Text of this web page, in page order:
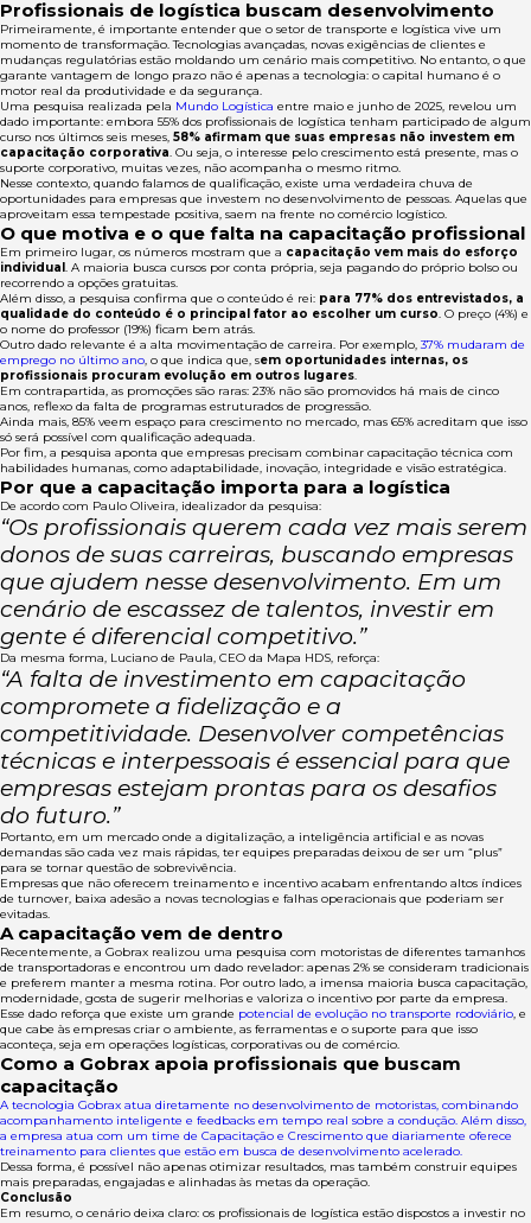
Profissionais de logística buscam desenvolvimento
Primeiramente, é importante entender que o setor de transporte e logística vive um
momento de transformação. Tecnologias avançadas, novas exigências de clientes e
mudanças regulatórias estão moldando um cenário mais competitivo. No entanto, o que
garante vantagem de longo prazo não é apenas a tecnologia: o capital humano é o
motor real da produtividade e da segurança.
Uma pesquisa realizada pela Mundo Logística entre maio e junho de 2025, revelou um
dado importante: embora 55% dos profissionais de logística tenham participado de algum
curso nos últimos seis meses, 58% afirmam que suas empresas não investem em
capacitação corporativa. Ou seja, o interesse pelo crescimento está presente, mas o
suporte corporativo, muitas vezes, não acompanha o mesmo ritmo.
Nesse contexto, quando falamos de qualificação, existe uma verdadeira chuva de
oportunidades para empresas que investem no desenvolvimento de pessoas. Aquelas que
aproveitam essa tempestade positiva, saem na frente no comércio logístico.
O que motiva e o que falta na capacitação profissional
Em primeiro lugar, os números mostram que a capacitação vem mais do esforço
individual . A maioria busca cursos por conta própria, seja pagando do próprio bolso ou
recorrendo a opções gratuitas.
Além disso, a pesquisa confirma que o conteúdo é rei: para 77% dos entrevistados, a
qualidade do conteúdo é o principal fator ao escolher um curso. O preço (4%) e
o nome do professor (19%) ficam bem atrás.
Outro dado relevante é a alta movimentação de carreira. Por exemplo, 37% mudaram de
emprego no último ano, o que indica que, sem oportunidades internas, os
profissionais procuram evolução em outros lugares.
Em contrapartida, as promoções são raras: 23% não são promovidos há mais de cinco
anos, reflexo da falta de programas estruturados de progressão.
Ainda mais, 85% veem espaço para crescimento no mercado, mas 65% acreditam que isso
só será possível com qualificação adequada.
Por fim, a pesquisa aponta que empresas precisam combinar capacitação técnica com
habilidades humanas, como adaptabilidade, inovação, integridade e visão estratégica.
Por que a capacitação importa para a logística
De acordo com Paulo Oliveira, idealizador da pesquisa:
“Os profissionais querem cada vez mais serem
donos de suas carreiras, buscando empresas
que ajudem nesse desenvolvimento. Em um
cenário de escassez de talentos, investir em
gente é diferencial competitivo.”
Da mesma forma, Luciano de Paula, CEO da Mapa HDS, reforça:
“A falta de investimento em capacitação
compromete a fidelização e a
competitividade. Desenvolver competências
técnicas e interpessoais é essencial para que
empresas estejam prontas para os desafios
do futuro.”
Portanto, em um mercado onde a digitalização, a inteligência artificial e as novas
demandas são cada vez mais rápidas, ter equipes preparadas deixou de ser um “plus”
para se tornar questão de sobrevivência.
Empresas que não oferecem treinamento e incentivo acabam enfrentando altos índices
de turnover, baixa adesão a novas tecnologias e falhas operacionais que poderiam ser
evitadas.
A capacitação vem de dentro
Recentemente, a Gobrax realizou uma pesquisa com motoristas de diferentes tamanhos
de transportadoras e encontrou um dado revelador: apenas 2% se consideram tradicionais
e preferem manter a mesma rotina. Por outro lado, a imensa maioria busca capacitação,
modernidade, gosta de sugerir melhorias e valoriza o incentivo por parte da empresa.
Esse dado reforça que existe um grande potencial de evolução no transporte rodoviário, e
que cabe às empresas criar o ambiente, as ferramentas e o suporte para que isso
aconteça, seja em operações logísticas, corporativas ou de comércio.
Como a Gobrax apoia profissionais que buscam
capacitação
A tecnologia Gobrax atua diretamente no desenvolvimento de motoristas, combinando
acompanhamento inteligente e feedbacks em tempo real sobre a condução. Além disso,
a empresa atua com um time de Capacitação e Crescimento que diariamente oferece
treinamento para clientes que estão em busca de desenvolvimento acelerado.
Dessa forma, é possível não apenas otimizar resultados, mas também construir equipes
mais preparadas, engajadas e alinhadas às metas da operação.
Conclusão
Em resumo, o cenário deixa claro: os profissionais de logística estão dispostos a investir no